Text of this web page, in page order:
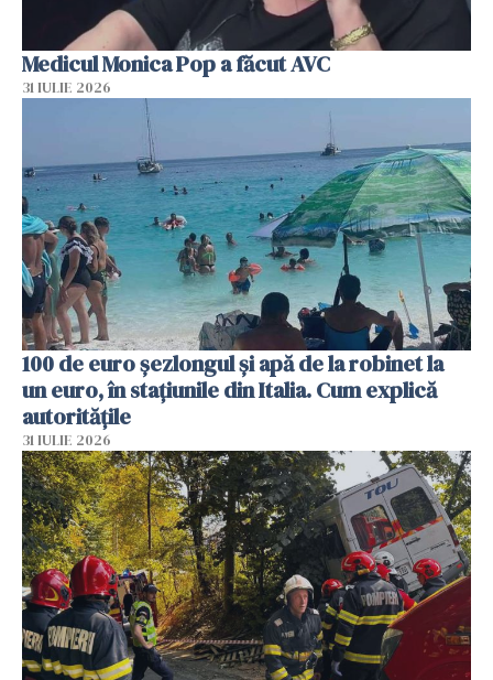
Medicul Monica Pop a făcut AVC
31 IULIE 2026
100 de euro șezlongul și apă de la robinet la
un euro, în stațiunile din Italia. Cum explică
autoritățile
31 IULIE 2026